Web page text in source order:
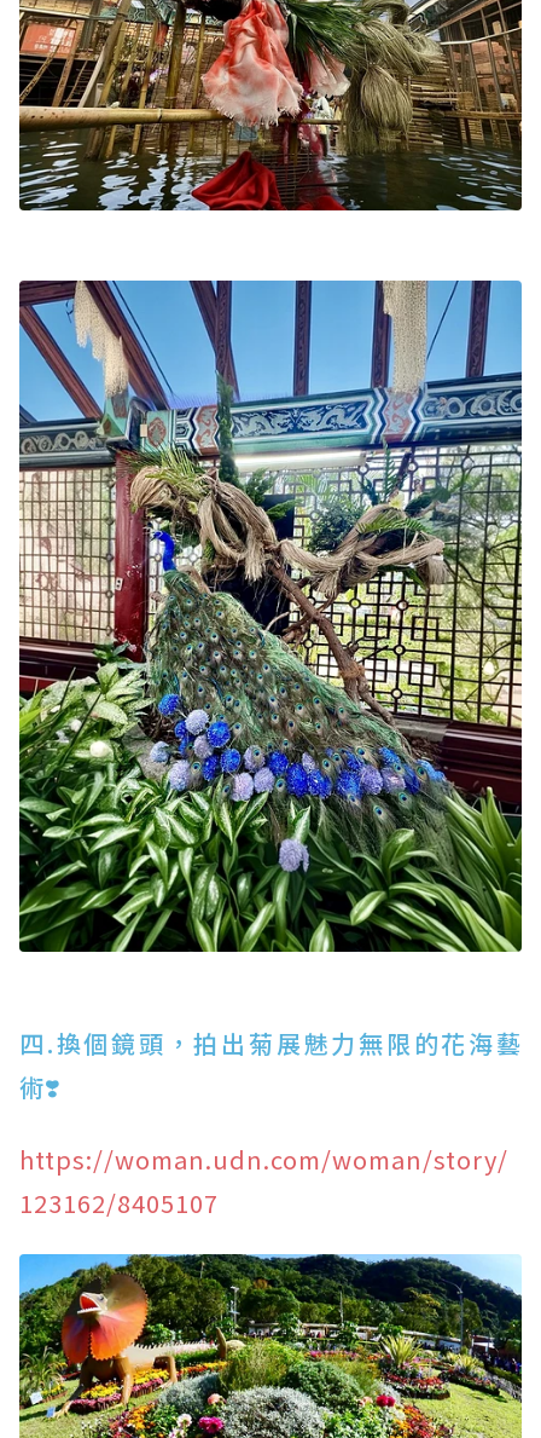
四.換個鏡頭，拍出菊展魅力無限的花海藝
術❣️
https://woman.udn.com/woman/story/
123162/8405107